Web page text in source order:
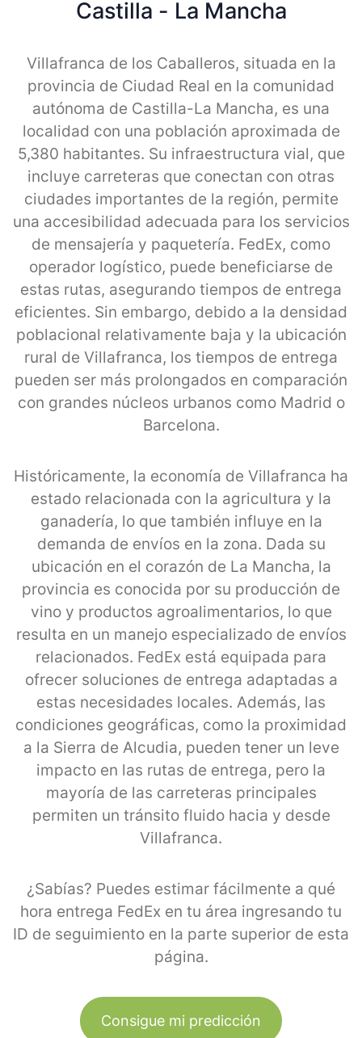
Castilla - La Mancha
Villafranca de los Caballeros, situada en la
provincia de Ciudad Real en la comunidad
autónoma de Castilla-La Mancha, es una
localidad con una población aproximada de
5,380 habitantes. Su infraestructura vial, que
incluye carreteras que conectan con otras
ciudades importantes de la región, permite
una accesibilidad adecuada para los servicios
de mensajería y paquetería. FedEx, como
operador logístico, puede beneficiarse de
estas rutas, asegurando tiempos de entrega
eficientes. Sin embargo, debido a la densidad
poblacional relativamente baja y la ubicación
rural de Villafranca, los tiempos de entrega
pueden ser más prolongados en comparación
con grandes núcleos urbanos como Madrid o
Barcelona.
Históricamente, la economía de Villafranca ha
estado relacionada con la agricultura y la
ganadería, lo que también influye en la
demanda de envíos en la zona. Dada su
ubicación en el corazón de La Mancha, la
provincia es conocida por su producción de
vino y productos agroalimentarios, lo que
resulta en un manejo especializado de envíos
relacionados. FedEx está equipada para
ofrecer soluciones de entrega adaptadas a
estas necesidades locales. Además, las
condiciones geográficas, como la proximidad
a la Sierra de Alcudia, pueden tener un leve
impacto en las rutas de entrega, pero la
mayoría de las carreteras principales
permiten un tránsito fluido hacia y desde
Villafranca.
¿Sabías? Puedes estimar fácilmente a qué
hora entrega FedEx en tu área ingresando tu
ID de seguimiento en la parte superior de esta
página.
Consigue mi predicción